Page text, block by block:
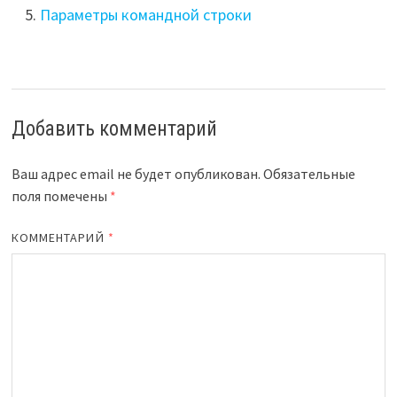
Параметры командной строки
Добавить комментарий
Ваш адрес email не будет опубликован. Обязательные
поля помечены *
КОММЕНТАРИЙ *